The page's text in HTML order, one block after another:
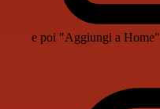
e poi "Aggiungi a Home"